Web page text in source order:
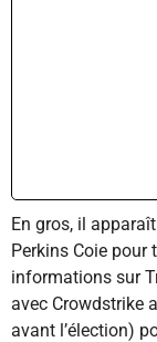
En gros, il
Perkins Coie pour
informations sur
avec Crowdstrike
avant l’élection)